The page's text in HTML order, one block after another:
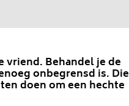
vriend. Behandel je de
onbegrensd is. Die
doen om een hechte